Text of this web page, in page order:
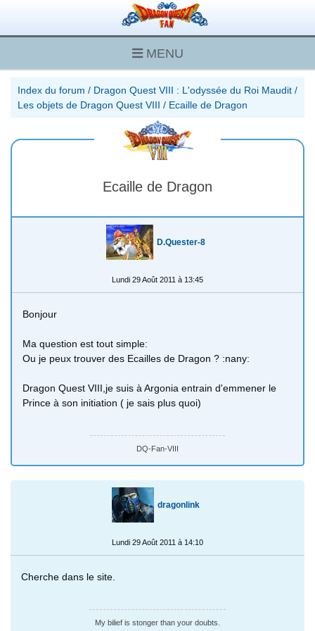
MENU
Index du forum / Dragon Quest VIII : L'odyssée du Roi Maudit /
Les objets de Dragon Quest VIII / Ecaille de Dragon
Ecaille de Dragon
D.Quester-8
Lundi 29 Août 2011 à 13:45
Bonjour
Ma question est tout simple:
Ou je peux trouver des Ecailles de Dragon ? :nany:
Dragon Quest VIII,je suis à Argonia entrain d'emmener le
Prince à son initiation ( je sais plus quoi)
DQ-Fan-VIII
dragonlink
Lundi 29 Août 2011 à 14:10
Cherche dans le site.
My bilief is stonger than your doubts.